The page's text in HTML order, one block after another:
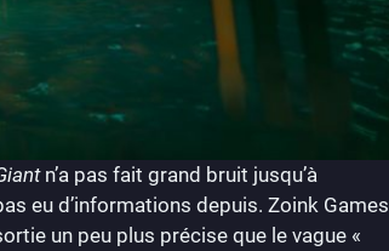
n’a pas fait grand bruit jusqu’à
eu d’informations depuis. Zoink Games
un peu plus précise que le vague «